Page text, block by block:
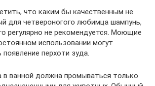
что каким бы качественным не
для четвероногого любимца шампунь,
регулярно не рекомендуется. Моющие
использовании могут
перхоти зуда.
в ванной должна промываться только